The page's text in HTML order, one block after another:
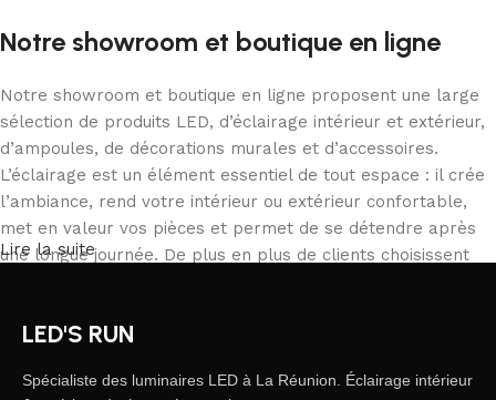
Notre showroom et boutique en ligne
Notre showroom et boutique en ligne proposent une large
sélection de produits LED, d’éclairage intérieur et extérieur,
d’ampoules, de décorations murales et d’accessoires.
L’éclairage est un élément essentiel de tout espace : il crée
l’ambiance, rend votre intérieur ou extérieur confortable,
met en valeur vos pièces et permet de se détendre après
une longue journée. De plus en plus de clients choisissent
correspond à leurs besoins. Notre catalogue inclut des
professionnels.
Lire la suite
LED'S RUN
Spécialiste des luminaires LED à La Réunion. Éclairage intérieur